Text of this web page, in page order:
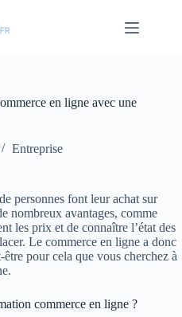
en ligne avec une
Entreprise
personnes font leur achat sur
nombreux avantages, comme
les prix et de connaître l’état des
Le commerce en ligne a donc
pour cela que vous cherchez à
commerce en ligne ?